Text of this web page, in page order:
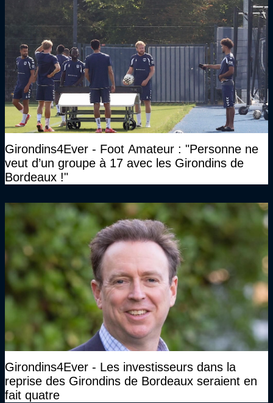
Girondins4Ever - Foot Amateur : "Personne ne
veut d’un groupe à 17 avec les Girondins de
Bordeaux !"
Girondins4Ever - Les investisseurs dans la
reprise des Girondins de Bordeaux seraient en
fait quatre